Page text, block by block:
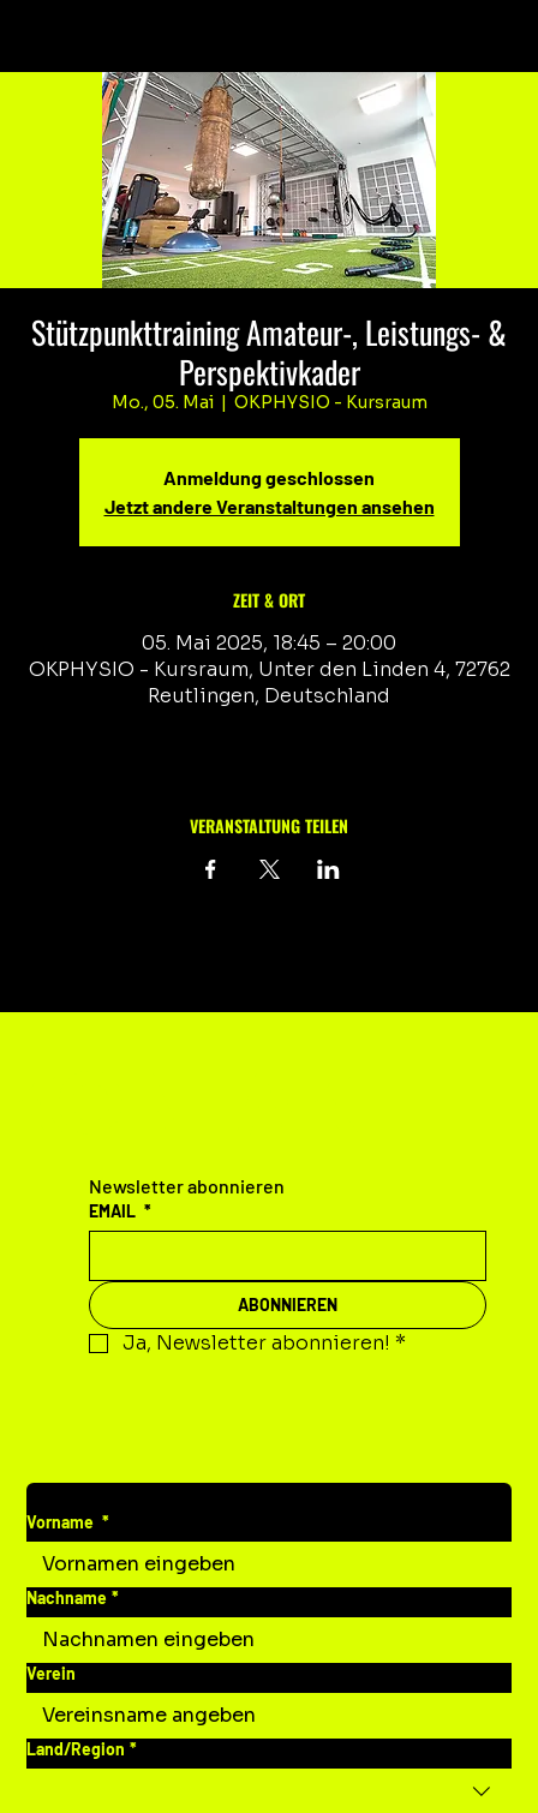
Stützpunkttraining Amateur-, Leistungs- &
Perspektivkader
Mo., 05. Mai
  |
OKPHYSIO - Kursraum
Anmeldung geschlossen
Jetzt andere Veranstaltungen ansehen
ZEIT & ORT
05. Mai 2025, 18:45 – 20:00
OKPHYSIO - Kursraum, Unter den Linden 4, 72762
Reutlingen, Deutschland
VERANSTALTUNG TEILEN
Newsletter abonnieren
EMAIL *
ABONNIEREN
Ja, Newsletter abonnieren! *
DEINE MITTEILUNG AN UNS
Vorname *
Nachname *
Verein
Mehrzeilige Adresse
Land/Region *